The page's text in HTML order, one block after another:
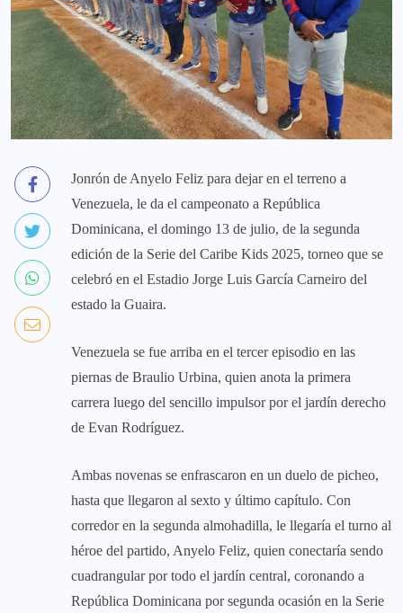
Jonrón de Anyelo Feliz para dejar en el terreno a
Venezuela, le da el campeonato a República
Dominicana, el domingo 13 de julio, de la segunda
edición de la Serie del Caribe Kids 2025, torneo que se
celebró en el Estadio Jorge Luis García Carneiro del
estado la Guaira.
Venezuela se fue arriba en el tercer episodio en las
piernas de Braulio Urbina, quien anota la primera
carrera luego del sencillo impulsor por el jardín derecho
de Evan Rodríguez.
Ambas novenas se enfrascaron en un duelo de picheo,
hasta que llegaron al sexto y último capítulo. Con
corredor en la segunda almohadilla, le llegaría el turno al
héroe del partido, Anyelo Feliz, quien conectaría sendo
cuadrangular por todo el jardín central, coronando a
República Dominicana por segunda ocasión en la Serie